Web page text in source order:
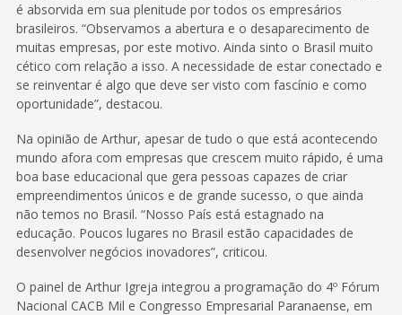
é absorvida em sua plenitude por todos os empresários
brasileiros. “Observamos a abertura e o desaparecimento de
muitas empresas, por este motivo. Ainda sinto o Brasil muito
cético com relação a isso. A necessidade de estar conectado e
se reinventar é algo que deve ser visto com fascínio e como
oportunidade”, destacou.
Na opinião de Arthur, apesar de tudo o que está acontecendo
mundo afora com empresas que crescem muito rápido, é uma
boa base educacional que gera pessoas capazes de criar
empreendimentos únicos e de grande sucesso, o que ainda
não temos no Brasil. “Nosso País está estagnado na
educação. Poucos lugares no Brasil estão capacidades de
desenvolver negócios inovadores”, criticou.
O painel de Arthur Igreja integrou a programação do 4º Fórum
Nacional CACB Mil e Congresso Empresarial Paranaense, em